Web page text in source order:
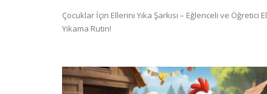
Çocuklar İçin Ellerini Yıka Şarkısı – Eğlenceli ve Öğretici El
Yıkama Rutin!